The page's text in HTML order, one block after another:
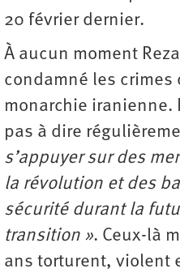
20 février dernier.
À aucun moment
condamné les crimes
monarchie iranienne.
pas à dire
s’appuyer sur des
la révolution et des
sécurité durant la
transition ». Ceux-là
ans torturent, violent